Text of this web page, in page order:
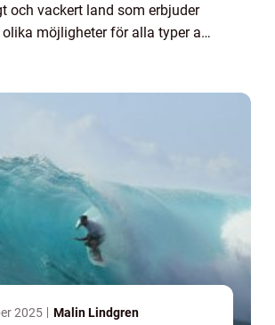
och vackert land som erbjuder
möjligheter för alla typer av
2025 Malin Lindgren